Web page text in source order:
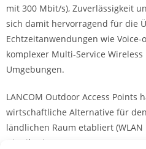
mit 300 Mbit/s), Zuverlässigkeit
sich damit hervorragend für die
Echtzeitanwendungen wie
komplexer Multi-Service
Umgebungen.
LANCOM Outdoor Access Points
wirtschaftliche Alternative für
ländlichen Raum etabliert
Distribution-Systeme).